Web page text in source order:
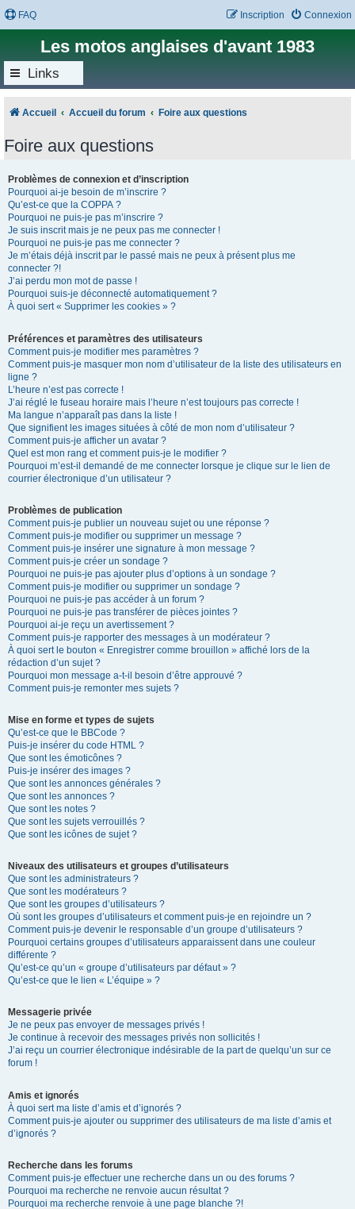
FAQ Connexion
Inscription
Les motos anglaises d'avant 1983
Links
Accueil Accueil du forum Foire aux questions
Foire aux questions
Problèmes de connexion et d’inscription
Pourquoi ai-je besoin de m’inscrire ?
Qu’est-ce que la COPPA ?
Pourquoi ne puis-je pas m’inscrire ?
Je suis inscrit mais je ne peux pas me connecter !
Pourquoi ne puis-je pas me connecter ?
Je m’étais déjà inscrit par le passé mais ne peux à présent plus me
connecter ?!
J’ai perdu mon mot de passe !
Pourquoi suis-je déconnecté automatiquement ?
À quoi sert « Supprimer les cookies » ?
Préférences et paramètres des utilisateurs
Comment puis-je modifier mes paramètres ?
Comment puis-je masquer mon nom d’utilisateur de la liste des utilisateurs en
ligne ?
L’heure n’est pas correcte !
J’ai réglé le fuseau horaire mais l’heure n’est toujours pas correcte !
Ma langue n’apparaît pas dans la liste !
Que signifient les images situées à côté de mon nom d’utilisateur ?
Comment puis-je afficher un avatar ?
Quel est mon rang et comment puis-je le modifier ?
Pourquoi m’est-il demandé de me connecter lorsque je clique sur le lien de
courrier électronique d’un utilisateur ?
Problèmes de publication
Comment puis-je publier un nouveau sujet ou une réponse ?
Comment puis-je modifier ou supprimer un message ?
Comment puis-je insérer une signature à mon message ?
Comment puis-je créer un sondage ?
Pourquoi ne puis-je pas ajouter plus d’options à un sondage ?
Comment puis-je modifier ou supprimer un sondage ?
Pourquoi ne puis-je pas accéder à un forum ?
Pourquoi ne puis-je pas transférer de pièces jointes ?
Pourquoi ai-je reçu un avertissement ?
Comment puis-je rapporter des messages à un modérateur ?
À quoi sert le bouton « Enregistrer comme brouillon » affiché lors de la
rédaction d’un sujet ?
Pourquoi mon message a-t-il besoin d’être approuvé ?
Comment puis-je remonter mes sujets ?
Mise en forme et types de sujets
Qu’est-ce que le BBCode ?
Puis-je insérer du code HTML ?
Que sont les émoticônes ?
Puis-je insérer des images ?
Que sont les annonces générales ?
Que sont les annonces ?
Que sont les notes ?
Que sont les sujets verrouillés ?
Que sont les icônes de sujet ?
Niveaux des utilisateurs et groupes d’utilisateurs
Que sont les administrateurs ?
Que sont les modérateurs ?
Que sont les groupes d’utilisateurs ?
Où sont les groupes d’utilisateurs et comment puis-je en rejoindre un ?
Comment puis-je devenir le responsable d’un groupe d’utilisateurs ?
Pourquoi certains groupes d’utilisateurs apparaissent dans une couleur
différente ?
Qu’est-ce qu’un « groupe d’utilisateurs par défaut » ?
Qu’est-ce que le lien « L’équipe » ?
Messagerie privée
Je ne peux pas envoyer de messages privés !
Je continue à recevoir des messages privés non sollicités !
J’ai reçu un courrier électronique indésirable de la part de quelqu’un sur ce
forum !
Amis et ignorés
À quoi sert ma liste d’amis et d’ignorés ?
Comment puis-je ajouter ou supprimer des utilisateurs de ma liste d’amis et
d’ignorés ?
Recherche dans les forums
Comment puis-je effectuer une recherche dans un ou des forums ?
Pourquoi ma recherche ne renvoie aucun résultat ?
Pourquoi ma recherche renvoie à une page blanche ?!